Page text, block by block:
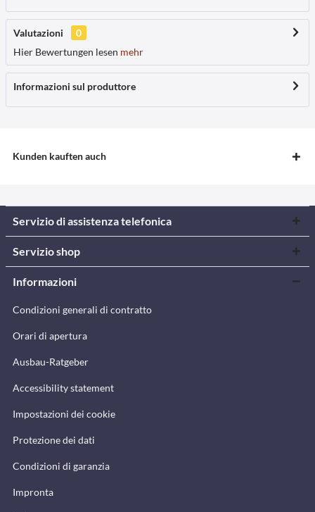
Valutazioni
0
Hier Bewertungen lesen mehr
Informazioni sul produttore
Kunden kauften auch
Servizio di assistenza telefonica
Servizio shop
Informazioni
Condizioni generali di contratto
Orari di apertura
Ausbau-Ratgeber
Accessibility statement
Impostazioni dei cookie
Protezione dei dati
Condizioni di garanzia
Impronta